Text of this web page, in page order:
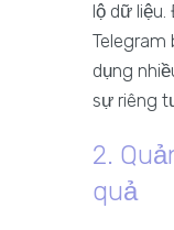
lộ dữ
dụng
sự riêng
2.
quả